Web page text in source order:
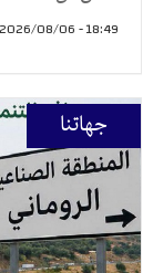
18:49 - 2026/08/06
جهاتنا